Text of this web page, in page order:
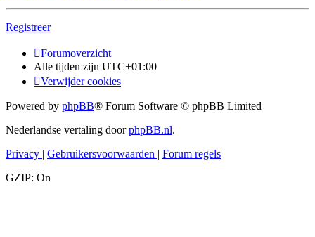
Registreer
Forumoverzicht
Alle tijden zijn UTC+01:00
Verwijder cookies
Powered by phpBB® Forum Software © phpBB Limited
Nederlandse vertaling doorphpBB.nl.
Privacy | Gebruikersvoorwaarden | Forum regels
GZIP: On